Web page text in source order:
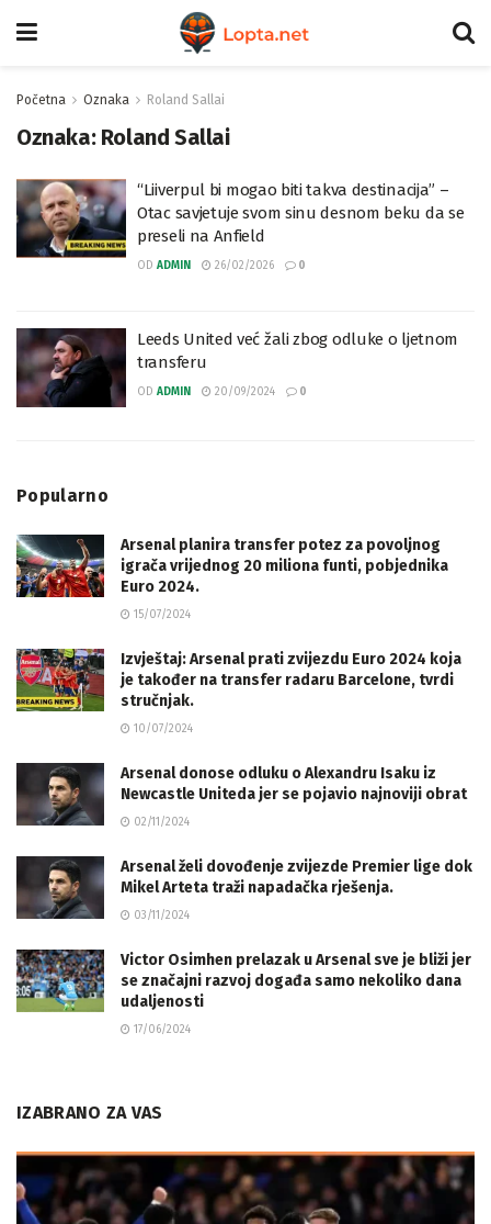
Početna Oznaka Roland Sallai
Oznaka: Roland Sallai
“Liiverpul bi mogao biti takva destinacija” –
Otac savjetuje svom sinu desnom beku da se
preseli na Anfield
OD ADMIN 26/02/2026 0
Leeds United već žali zbog odluke o ljetnom
transferu
OD ADMIN 20/09/2024 0
Popularno
Arsenal planira transfer potez za povoljnog
igrača vrijednog 20 miliona funti, pobjednika
Euro 2024.
15/07/2024
Izvještaj: Arsenal prati zvijezdu Euro 2024 koja
je također na transfer radaru Barcelone, tvrdi
stručnjak.
10/07/2024
Arsenal donose odluku o Alexandru Isaku iz
Newcastle Uniteda jer se pojavio najnoviji obrat
02/11/2024
Arsenal želi dovođenje zvijezde Premier lige dok
Mikel Arteta traži napadačka rješenja.
03/11/2024
Victor Osimhen prelazak u Arsenal sve je bliži jer
se značajni razvoj događa samo nekoliko dana
udaljenosti
17/06/2024
IZABRANO ZA VAS